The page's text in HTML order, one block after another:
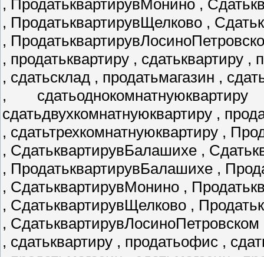
, ПродатьквартирувМонино ,
, ПродатьквартирувЩелково ,
,
, продатьквартиру , сдатьквартиру
, сдатьсклад , продатьмагазин ,
,
сдатьдвухкомнатнуюквартиру ,
, сдатьтрехкомнатнуюквартиру ,
, СдатьквартирувБалашихе ,
, ПродатьквартирувБалашихе ,
, СдатьквартирувМонино ,
, СдатьквартирувЩелково ,
, СдатьквартирувЛосиноПетровском
, сдатьквартиру , продатьофис ,